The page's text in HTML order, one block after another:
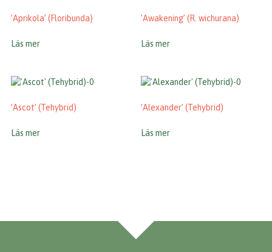
’Aprikola’ (Floribunda)
Läs mer
’Awakening’ (R. wichurana)
Läs mer
’Ascot’ (Tehybrid)
Läs mer
’Alexander’ (Tehybrid)
Läs mer